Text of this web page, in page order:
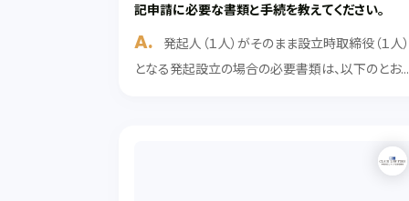
記申請に必要な書類と手続を教えてください。
発起人（１人）がそのまま設立時取締役（１人）
となる発起設立の場合の必要書類は、以下のとおり